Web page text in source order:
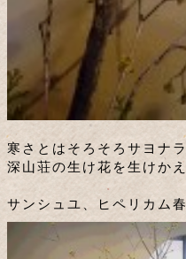
寒さとはそろそろサヨナ
深山荘の生け花を生けか
サンシュユ、ヒペリカム